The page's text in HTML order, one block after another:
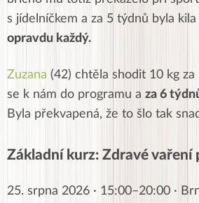
s jídelníčkem a za 5 týdnů byla kila
opravdu každý.
Zuzana (42) chtěla shodit 10 kg za
se k nám do programu a za 6
Byla překvapená, že to šlo tak
Základní kurz: Zdravé vaření
25. srpna 2026 · 15:00–20:00 ·